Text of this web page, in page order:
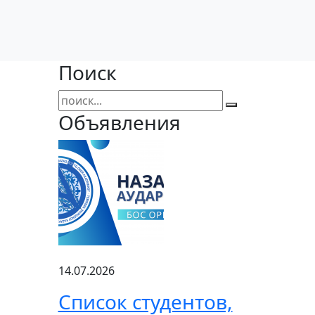
Поиск
Объявления
14.07.2026
Список студентов,